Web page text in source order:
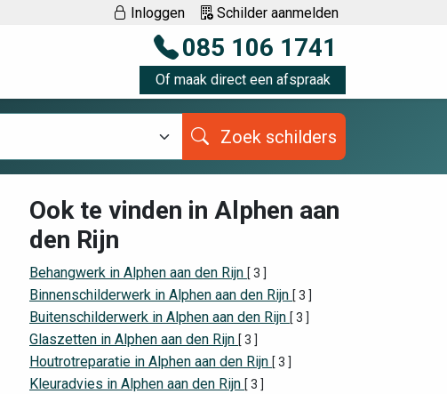
Inloggen Schilder aanmelden
085 106 1741
Of maak direct een afspraak
Zoek schilders
Ook te vinden in Alphen aan
den Rijn
Behangwerk in Alphen aan den Rijn [ 3 ]
Binnenschilderwerk in Alphen aan den Rijn [ 3 ]
Buitenschilderwerk in Alphen aan den Rijn [ 3 ]
Glaszetten in Alphen aan den Rijn [ 3 ]
Houtrotreparatie in Alphen aan den Rijn [ 3 ]
Kleuradvies in Alphen aan den Rijn [ 3 ]